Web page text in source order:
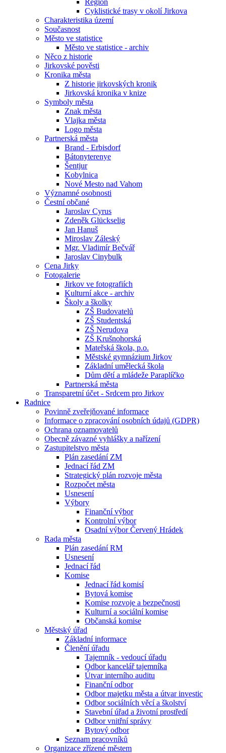
Region
Cyklistické trasy v okolí Jirkova
Charakteristika území
Současnost
Město ve statistice
Město ve statistice - archiv
Něco z historie
Jirkovské pověsti
Kronika města
Z historie jirkovských kronik
Jirkovská kronika v knize
Symboly města
Znak města
Vlajka města
Logo města
Partnerská města
Brand - Erbisdorf
Bátonyterenye
Šentjur
Kobylnica
Nové Mesto nad Vahom
Významné osobnosti
Čestní občané
Jaroslav Cyrus
Zdeněk Glückselig
Jan Hanuš
Miroslav Záleský
Mgr. Vladimír Bečvář
Jaroslav Cinybulk
Cena Jirky
Fotogalerie
Jirkov ve fotografiích
Kulturní akce - archiv
Školy a školky
ZŠ Budovatelů
ZŠ Studentská
ZŠ Nerudova
ZŠ Krušnohorská
Mateřská škola, p.o.
Městské gymnázium Jirkov
Základní umělecká škola
Dům dětí a mládeže Paraplíčko
Partnerská města
Transparetní účet - Srdcem pro Jirkov
Radnice
Povinně zveřejňované informace
Informace o zpracování osobních údajů (GDPR)
Ochrana oznamovatelů
Obecně závazné vyhlášky a nařízení
Zastupitelstvo města
Plán zasedání ZM
Jednací řád ZM
Strategický plán rozvoje města
Rozpočet města
Usnesení
Výbory
Finanční výbor
Kontrolní výbor
Osadní výbor Červený Hrádek
Rada města
Plán zasedání RM
Usnesení
Jednací řád
Komise
Jednací řád komisí
Bytová komise
Komise rozvoje a bezpečnosti
Kulturní a sociální komise
Občanská komise
Městský úřad
Základní informace
Členění úřadu
Tajemník - vedoucí úřadu
Odbor kancelář tajemníka
Útvar interního auditu
Finanční odbor
Odbor majetku města a útvar investic
Odbor sociálních věcí a školství
Stavební úřad a životní prostředí
Odbor vnitřní správy
Bytový odbor
Seznam pracovníků
Organizace zřízené městem